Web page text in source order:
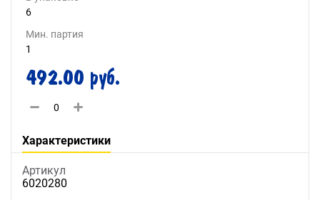
6
Мин. партия
1
492.00 руб.
Характеристики
Артикул
6020280